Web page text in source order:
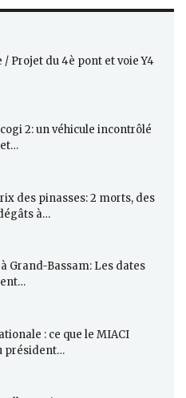
/ Projet du 4è pont et voie Y4
2: un véhicule incontrôlé
des pinasses: 2 morts, des
à…
Grand-Bassam: Les dates
: ce que le MIACI
président…